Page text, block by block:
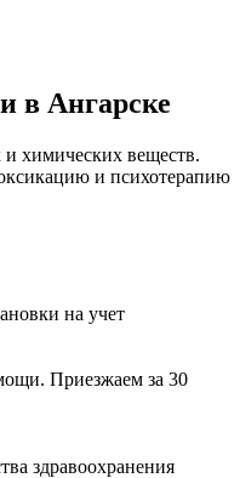
в Ангарске
химических веществ.
и психотерапию
на учет
Приезжаем за 30
здравоохранения